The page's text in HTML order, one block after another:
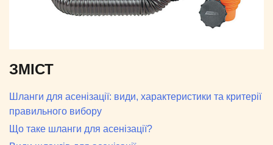
ЗМІСТ
Шланги для асенізації: види, характеристики та критерії
правильного вибору
Що таке шланги для асенізації?